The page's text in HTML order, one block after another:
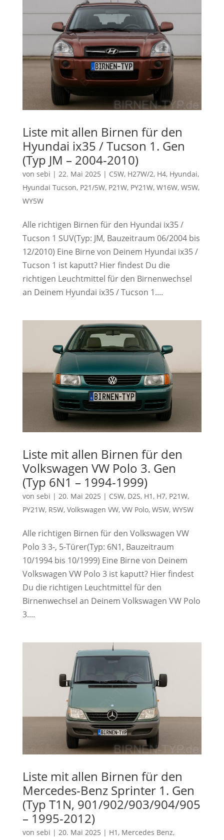
Liste mit allen Birnen für den
Hyundai ix35 / Tucson 1. Gen
(Typ JM – 2004-2010)
von sebi | 22. Mai 2025 | C5W, H27W/2, H4, Hyundai,
Hyundai Tucson, P21/5W, P21W, PY21W, W16W, W5W,
WY5W
Alle richtigen Birnen für den Hyundai ix35 /
Tucson 1 SUV(Typ: JM, Bauzeitraum 06/2004 bis
12/2010) Eine Birne von Deinem Hyundai ix35 /
Tucson 1 ist kaputt? Hier findest Du die
richtigen Leuchtmittel für den Birnenwechsel
an Deinem Hyundai ix35 / Tucson 1....
Liste mit allen Birnen für den
Volkswagen VW Polo 3. Gen
(Typ 6N1 – 1994-1999)
von sebi | 20. Mai 2025 | C5W, D2S, H1, H7, P21W,
PY21W, R5W, Volkswagen VW, VW Polo, W5W, WY5W
Alle richtigen Birnen für den Volkswagen VW
Polo 3 3-, 5-Türer(Typ: 6N1, Bauzeitraum
10/1994 bis 10/1999) Eine Birne von Deinem
Volkswagen VW Polo 3 ist kaputt? Hier findest
Du die richtigen Leuchtmittel für den
Birnenwechsel an Deinem Volkswagen VW Polo
3....
Liste mit allen Birnen für den
Mercedes-Benz Sprinter 1. Gen
(Typ T1N, 901/902/903/904/905
– 1995-2012)
von sebi | 20. Mai 2025 | H1, Mercedes Benz,